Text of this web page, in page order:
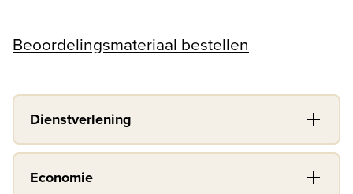
Beoordelingsmateriaal bestellen
Dienstverlening
Economie